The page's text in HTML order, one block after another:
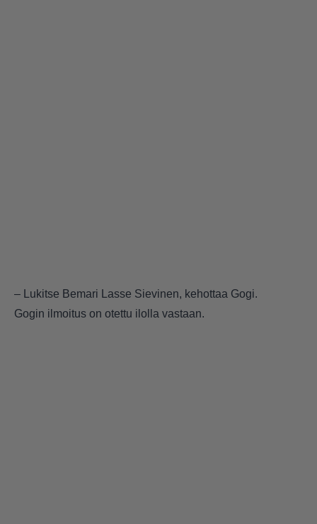
– Lukitse Bemari Lasse Sievinen, kehottaa Gogi.
Gogin ilmoitus on otettu ilolla vastaan.